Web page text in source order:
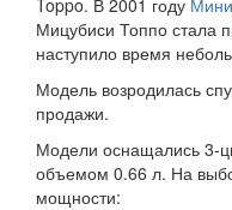
Toppo. В 2001 году
Мицубиси Топпо стала
наступило время
Модель возродилась
продажи.
Модели оснащались 3-
объемом 0.66 л. На
мощности: